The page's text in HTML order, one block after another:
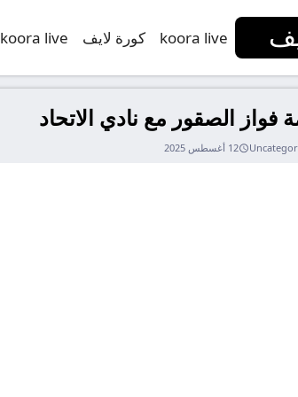
koora live كورة لايف koora live
فواز الصقور مع نادي الاتحاد
12 أغسطس 2025